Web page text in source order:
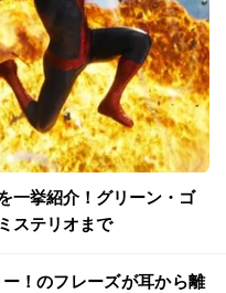
一挙紹介！グリーン・ゴ
ステリオまで
ー！のフレーズが耳から離